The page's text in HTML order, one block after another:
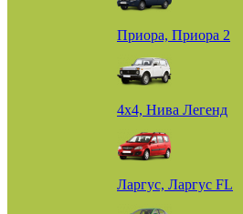
Приора, Приора 2
4х4, Нива Легенд
Ларгус, Ларгус FL